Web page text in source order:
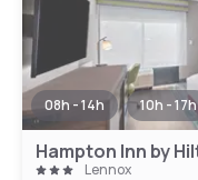
08h - 14h 10h - 17h
Hampton Inn by
Lennox